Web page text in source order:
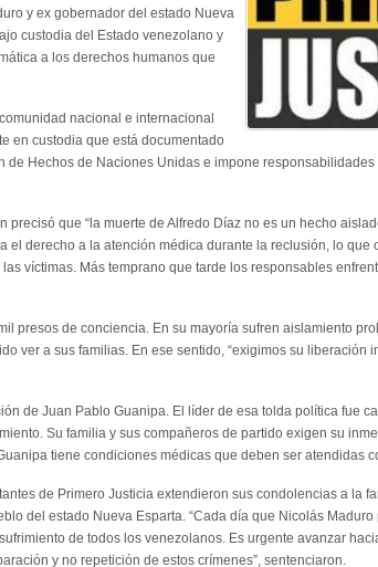
y ex gobernador del estado Nueva
custodia del Estado venezolano y
a los derechos humanos que
nacional e internacional
en custodia que está documentado
de Hechos de Naciones Unidas e impone
precisó que “la muerte de Alfredo Díaz no es un hecho
el derecho a la atención médica durante la reclusión, lo que
víctimas. Más temprano que tarde los responsables
presos de conciencia. En su mayoría sufren aislamiento
ver a sus familias. En ese sentido, “exigimos su liberación
de Juan Pablo Guanipa. El líder de esa tolda política fue
Su familia y sus compañeros de partido exigen su
tiene condiciones médicas que deben ser atendidas
de Primero Justicia extendieron sus condolencias a la
del estado Nueva Esparta. “Cada día que Nicolás
de todos los venezolanos. Es urgente avanzar
y no repetición de estos crímenes”, sentenciaron.